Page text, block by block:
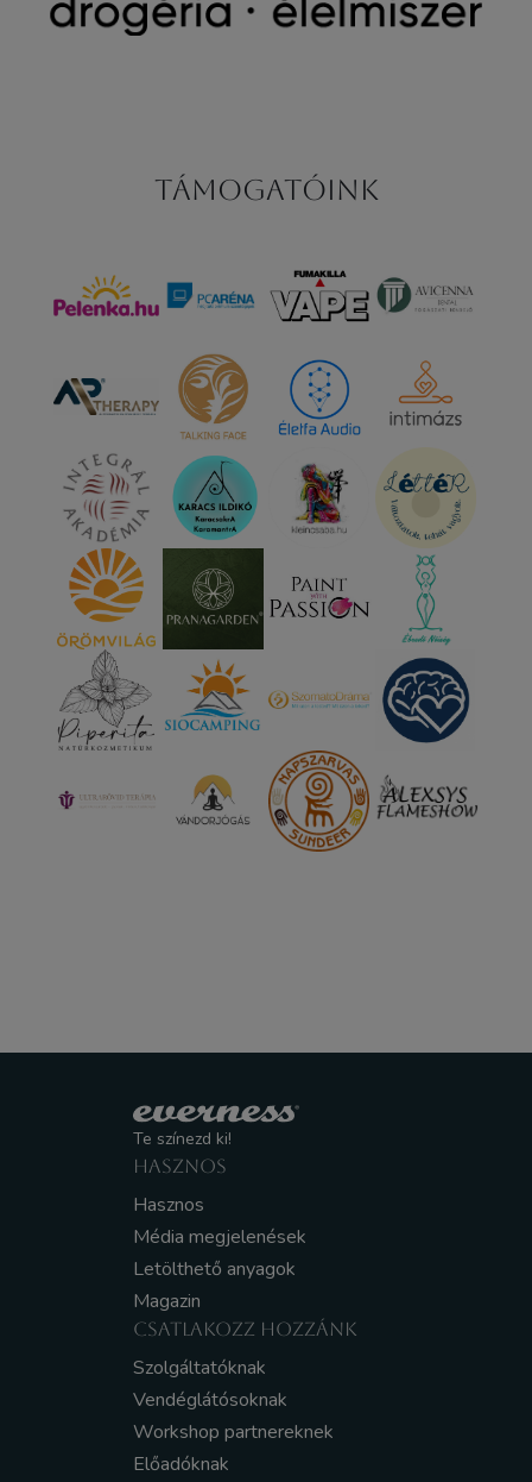
Támogatóink
Te színezd ki!
HASZNOS
Hasznos
Média megjelenések
Letölthető anyagok
Magazin
CSATLAKOZZ HOZZÁNK
Szolgáltatóknak
Vendéglátósoknak
Workshop partnereknek
Előadóknak